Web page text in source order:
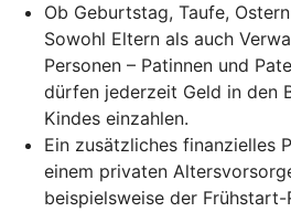
Ob Geburtstag, Taufe,
Sowohl Eltern als auch
Personen – Patinnen und
dürfen jederzeit Geld in den
Kindes einzahlen.
Ein zusätzliches finanzielles
einem privaten
beispielsweise der